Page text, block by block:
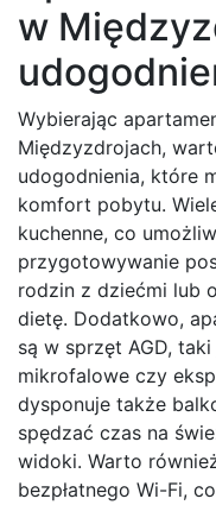
w
Wybierając
Międzyzdrojach,
udogodnienia, które
komfort pobytu.
kuchenne, co
przygotowywanie
rodzin z dziećmi lub
dietę. Dodatkowo,
są w sprzęt AGD,
mikrofalowe czy
dysponuje także
spędzać czas na
widoki. Warto
bezpłatnego Wi-Fi,